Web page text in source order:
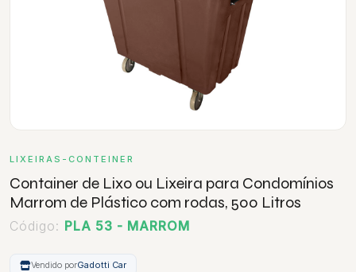
LIXEIRAS-CONTEINER
Container de Lixo ou Lixeira para Condomínios
Marrom de Plástico com rodas, 500 Litros
Código: PLA 53 - MARROM
Vendido porGadotti Car